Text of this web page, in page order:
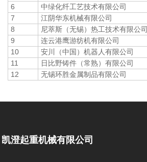
6
中绿化纤工艺技术有限公司
7
江阴华东机械有限公司
8
尼萃斯（无锡）热工技术有限公司
9
连云港鹰游纺机有限公司
10
安川（中国）机器人有限公司
11
日比野铸件（常熟）有限公司
12
无锡环胜金属制品有限公司
凯澄起重机械有限公司